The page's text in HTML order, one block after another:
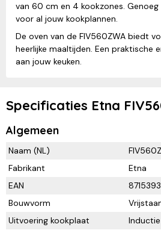
van 60 cm en 4 kookzones.
voor al jouw kookplannen.
De oven van de FIV560ZWA biedt
heerlijke maaltijden. Een praktische
aan jouw keuken.
Specificaties Etna
Algemeen
Naam (NL)
Fabrikant
Etna
EAN
Bouwvorm
Uitvoering kookplaat
Inductie